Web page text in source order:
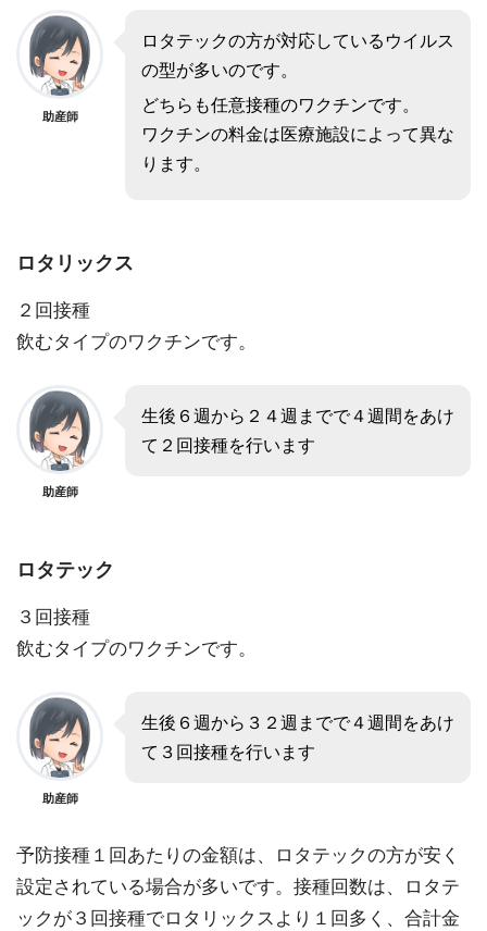
助産師
ロタテックの方が対応しているウイルス
の型が多いのです。
どちらも任意接種のワクチンです。
ワクチンの料金は医療施設によって異な
ります。
ロタリックス
２回接種
飲むタイプのワクチンです。
助産師
生後６週から２４週までで４週間をあけ
て２回接種を行います
ロタテック
３回接種
飲むタイプのワクチンです。
助産師
生後６週から３２週までで４週間をあけ
て３回接種を行います
予防接種１回あたりの金額は、ロタテックの方が安く
設定されている場合が多いです。接種回数は、ロタテ
ックが３回接種でロタリックスより１回多く、合計金